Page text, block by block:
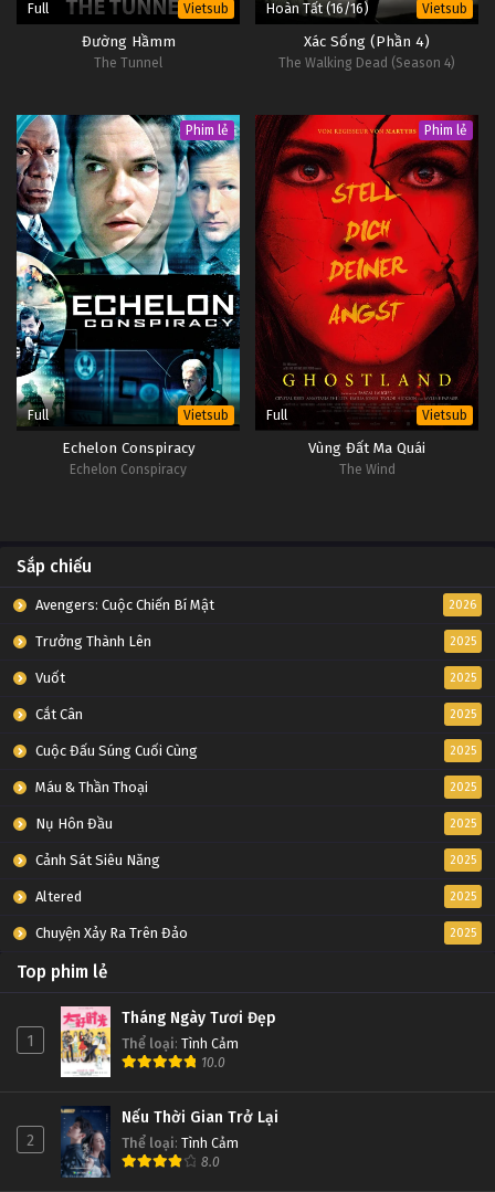
Full Vietsub
Đường Hầmm
The Tunnel
Hoàn Tất (16/16) Vietsub
Xác Sống (Phần 4)
The Walking Dead (Season 4)
Phim lẻ
Full Vietsub
Echelon Conspiracy
Echelon Conspiracy
Phim lẻ
Full Vietsub
Vùng Đất Ma Quái
The Wind
Sắp chiếu
Avengers: Cuộc Chiến Bí Mật 2026
Trưởng Thành Lên 2025
Vuốt 2025
Cắt Cân 2025
Cuộc Đấu Súng Cuối Cùng 2025
Máu & Thần Thoại 2025
Nụ Hôn Đầu 2025
Cảnh Sát Siêu Năng 2025
Altered 2025
Chuyện Xảy Ra Trên Đảo 2025
Top phim lẻ
1
Tháng Ngày Tươi Đẹp
Thể loại: Tình Cảm
10.0
2
Nếu Thời Gian Trở Lại
Thể loại: Tình Cảm
8.0